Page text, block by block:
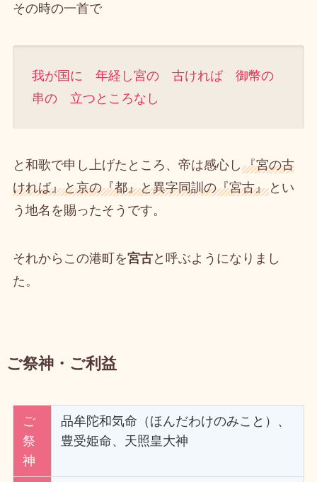
その時の一首で
我が国に 年経し宮の 古ければ 御幣の
串の 立つところなし
と和歌で申し上げたところ、帝は感心し 『宮の古
ければ』と京の『都』と異字同訓の『宮古』とい
う地名を賜ったそうです。
それからこの港町を宮古と呼ぶようになりまし
た。
ご祭神・ご利益
ご
祭
神
品牟陀和気命（ほんだわけのみこと）、
豊受姫命、天照皇大神